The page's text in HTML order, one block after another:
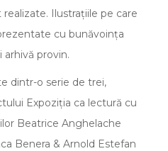
Ilustrațiile pe care
cu bunăvoința
arhivă provin.
dintr-o serie de trei,
Expoziția ca lectură cu
Beatrice Anghelache
Benera & Arnold Estefan